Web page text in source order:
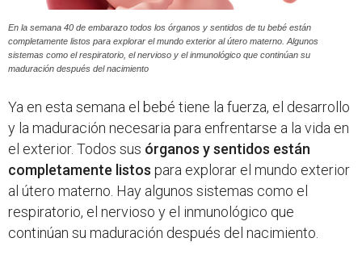
En la semana 40 de embarazo todos los órganos y sentidos de tu bebé están
completamente listos para explorar el mundo exterior al útero materno. Algunos
sistemas como el respiratorio, el nervioso y el inmunológico que continúan su
maduración después del nacimiento
Ya en esta semana el bebé tiene la fuerza, el desarrollo
y la maduración necesaria para enfrentarse a la vida en
el exterior. Todos sus órganos y sentidos están
completamente listos para explorar el mundo exterior
al útero materno. Hay algunos sistemas como el
respiratorio, el nervioso y el inmunológico que
continúan su maduración después del nacimiento.